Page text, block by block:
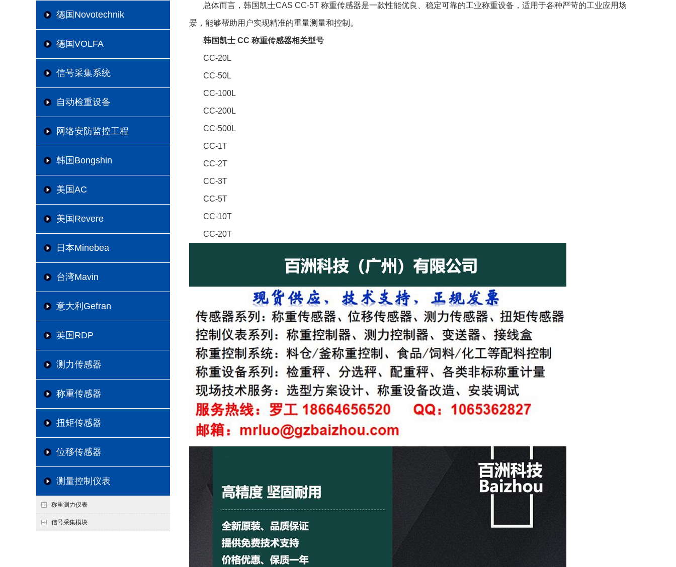
德国Novotechnik
德国VOLFA
信号采集系统
自动检重设备
网络安防监控工程
韩国Bongshin
美国AC
美国Revere
日本Minebea
台湾Mavin
意大利Gefran
英国RDP
测力传感器
称重传感器
扭矩传感器
位移传感器
测量控制仪表
称重测力仪表
信号采集模块
总体而言， 韩国凯士CAS CC-5T 称重传感器是一款性能优良、稳定可靠的工业称重设备，适用于各种严苛的工业应用场
景，能够帮助用户实现精准的重量测量和控制。
韩国凯士 CC 称重传感器相关型号
CC-20L
CC-50L
CC-100L
CC-200L
CC-500L
CC-1T
CC-2T
CC-3T
CC-5T
CC-10T
CC-20T